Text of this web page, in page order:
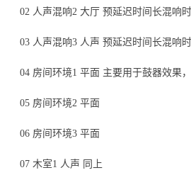
02 人声混响2 大厅 预延迟时间长混响
03 人声混响3 人声 预延迟时间长混响
04 房间环境1 平面 主要用于鼓器效果
05 房间环境2 平面
06 房间环境3 平面
07 木室1 人声 同上